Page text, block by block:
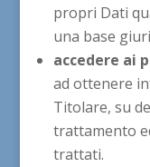
propri Dati
una base
accedere ai
ad ottenere
Titolare, su
trattamento
trattati.